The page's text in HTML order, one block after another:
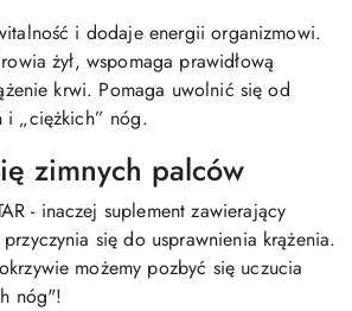
i dodaje energii organizmowi.
żył, wspomaga prawidłową
krwi. Pomaga uwolnić się od
i „ciężkich” nóg.
zimnych palców
- inaczej suplement zawierający
się do usprawnienia krążenia.
możemy pozbyć się uczucia
nóg"!